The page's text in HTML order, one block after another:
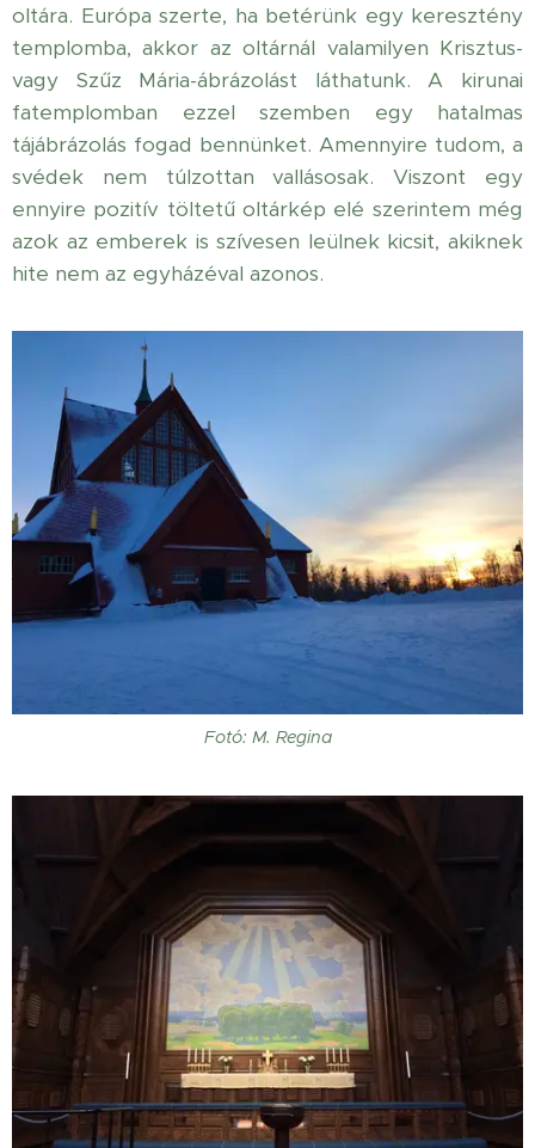
oltára. Európa szerte, ha betérünk egy keresztény
templomba, akkor az oltárnál valamilyen Krisztus-
vagy Szűz Mária-ábrázolást láthatunk. A kirunai
fatemplomban ezzel szemben egy hatalmas
tájábrázolás fogad bennünket. Amennyire tudom, a
svédek nem túlzottan vallásosak. Viszont egy
ennyire pozitív töltetű oltárkép elé szerintem még
azok az emberek is szívesen leülnek kicsit, akiknek
hite nem az egyházéval azonos.
Fotó: M. Regina